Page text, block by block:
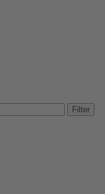
Filter